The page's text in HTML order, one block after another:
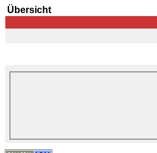
Übersicht